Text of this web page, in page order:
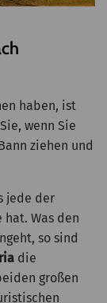
haben, ist
wenn Sie
ziehen und
jede der
Was den
so sind
die
großen